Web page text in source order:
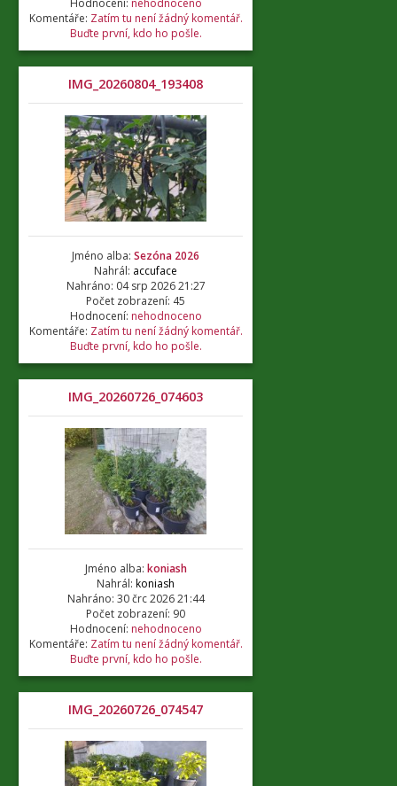
Hodnocení: nehodnoceno
Komentáře: Zatím tu není žádný komentář.
Buďte první, kdo ho pošle.
IMG_20260804_193408
Jméno alba: Sezóna 2026
Nahrál: accuface
Nahráno: 04 srp 2026 21:27
Počet zobrazení: 45
Hodnocení: nehodnoceno
Komentáře: Zatím tu není žádný komentář.
Buďte první, kdo ho pošle.
IMG_20260726_074603
Jméno alba: koniash
Nahrál: koniash
Nahráno: 30 črc 2026 21:44
Počet zobrazení: 90
Hodnocení: nehodnoceno
Komentáře: Zatím tu není žádný komentář.
Buďte první, kdo ho pošle.
IMG_20260726_074547